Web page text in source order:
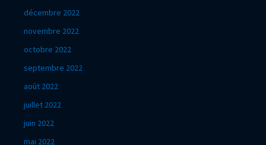
décembre 2022
novembre 2022
octobre 2022
septembre 2022
août 2022
juillet 2022
juin 2022
mai 2022